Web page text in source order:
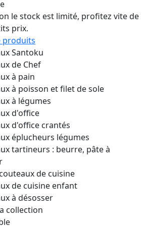
le stock est limité, profitez vite de
prix.
produits
Santoku
de Chef
à pain
à poisson et filet de sole
à légumes
d'office
d'office crantés
éplucheurs légumes
tartineurs : beurre, pâte à
de cuisine
de cuisine enfant
à désosser
collection